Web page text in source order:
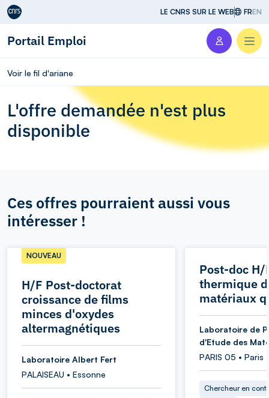
Aller au contenu LE CNRS SUR LE WEB FREN
Portail Emploi
Voir le fil d'ariane
L'offre demandée n'est plus
disponible
Ces offres pourraient aussi vous
intéresser !
H/F Post-doctorat
croissance de films
minces d'oxydes
altermagnétiques
NOUVEAU
Laboratoire Albert Fert
PALAISEAU • Essonne
Post-doc
thermique
matériaux
Laboratoire de
d'Etude des
PARIS 05 • Paris
Chercheur en